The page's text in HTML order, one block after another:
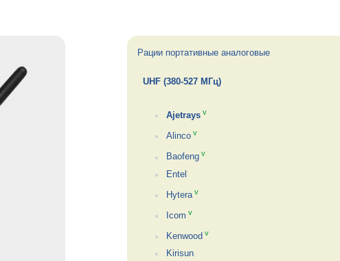
Рации портативные аналоговые
UHF (380-527 МГц)
Ajetrays v
Alinco v
Baofeng v
Entel
Hytera v
Icom v
Kenwood v
Kirisun